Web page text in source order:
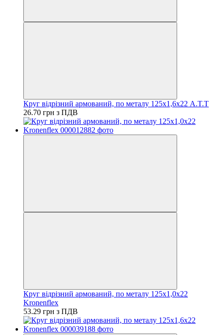
Круг відрізний армований, по металу 125х1,6х22 A.T.T
26.70 грн з ПДВ
Круг відрізний армований, по металу 125х1,0х22
Kronenflex
53.29 грн з ПДВ